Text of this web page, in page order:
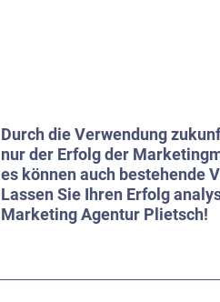
Durch die Verwendung
nur der Erfolg der
es können auch bestehende
Lassen Sie Ihren Erfolg
Marketing Agentur Plietsch!